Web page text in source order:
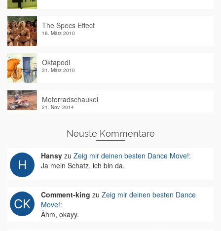
The Specs Effect
18. März 2010
Oktapodi
31. März 2010
Motorradschaukel
21. Nov. 2014
Neuste Kommentare
Hansy zu Zeig mir deinen besten Dance Move!:
Ja mein Schatz, ich bin da.
Comment-king zu Zeig mir deinen besten Dance
Move!:
Ähm, okayy.